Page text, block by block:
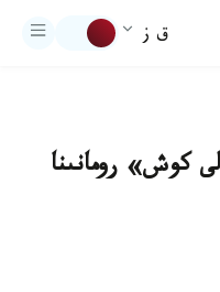
ق ز
كوش» رومانىنا